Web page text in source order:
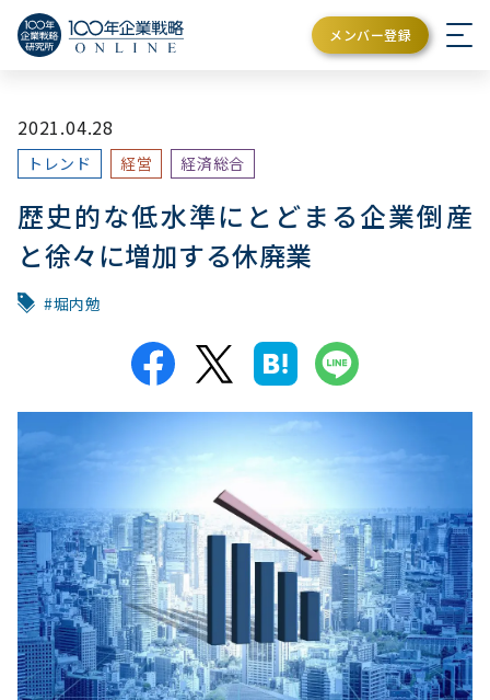
メンバー登録
2021.04.28
トレンド 経営 経済総合
歴史的な低水準にとどまる企業倒産
と徐々に増加する休廃業
堀内勉